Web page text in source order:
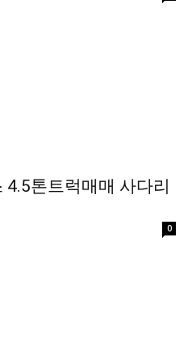
톤트럭매매 사다리
0